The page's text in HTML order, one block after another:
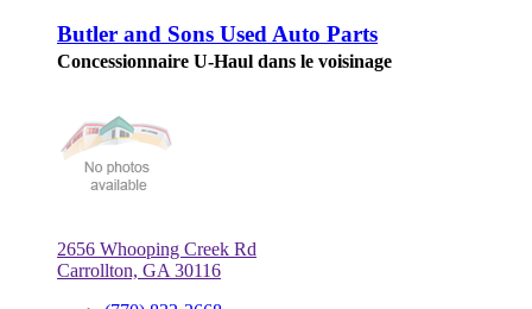
Butler and Sons Used Auto Parts
Concessionnaire U-Haul dans le voisinage
2656 Whooping Creek Rd
Carrollton, GA 30116